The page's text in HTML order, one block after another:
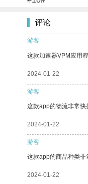
评论
游客
这款加速器VPM应用
2024-01-22
游客
这款app的物流非常快
2024-01-22
游客
这款app的商品种类非
2024-01-22